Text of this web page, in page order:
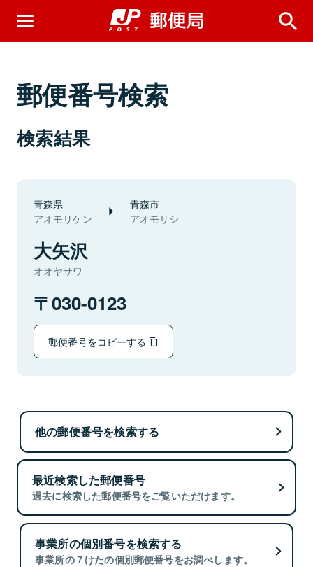
郵便番号検索
検索結果
青森県
アオモリケン
青森市
アオモリシ
大矢沢
オオヤサワ
030-0123
郵便番号をコピーする
他の郵便番号を検索する
最近検索した郵便番号
過去に検索した郵便番号をご覧いただけます。
事業所の個別番号を検索する
事業所の７けたの個別郵便番号をお調べします。